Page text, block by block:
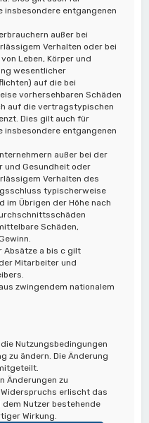
insbesondere entgangenen
außer bei
Verhalten oder bei
Leben, Körper und
wesentlicher
auf die bei
vorhersehbaren Schäden
auf die vertragstypischen
Dies gilt auch für
insbesondere entgangenen
außer bei der
und Gesundheit oder
Verhalten des
typischerweise
im Übrigen der Höhe nach
Schäden,
Absätze a bis c gilt
Mitarbeiter und
zwingendem nationalem
Nutzungsbedingungen
zu ändern. Die Änderung
Änderungen zu
erlischt das
Nutzer bestehende
Wirkung.